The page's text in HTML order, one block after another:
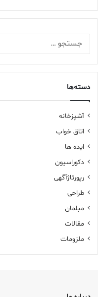
د
دسته‌ها
آشپزخانه
اتاق خواب
ایده ها
دکوراسیون
رپورتاژآگهی
طراحی
مبلمان
مقالات
ملزومات